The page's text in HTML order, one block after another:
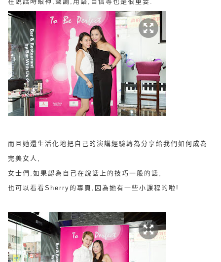
而且她還生活化地把自己的演講經驗轉為分享給我們如何成為
完美女人,
女士們,如果認為自己在說話上的技巧一般的話,
也可以看看Sherry的專頁,因為她有一些小課程的啦!